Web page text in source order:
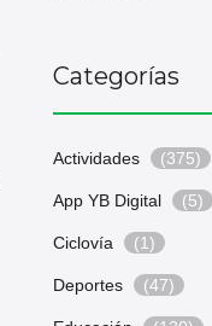
Categorías
Actividades (375)
App YB Digital (5)
Ciclovía (1)
Deportes (47)